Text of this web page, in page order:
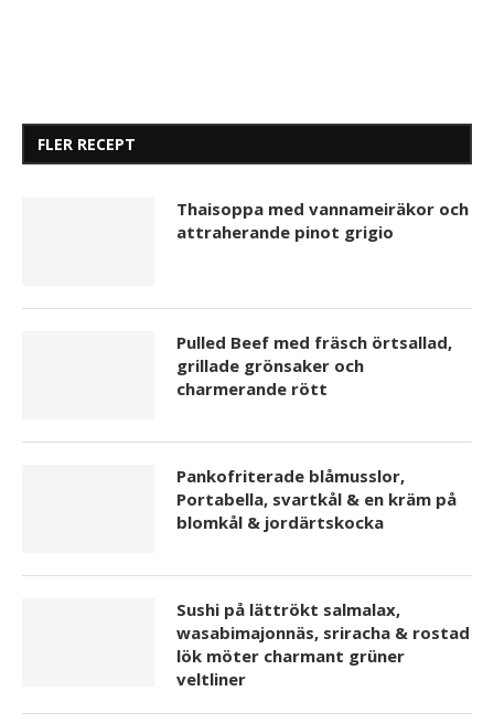
FLER RECEPT
Thaisoppa med vannameiräkor och
attraherande pinot grigio
Pulled Beef med fräsch örtsallad,
grillade grönsaker och
charmerande rött
Pankofriterade blåmusslor,
Portabella, svartkål & en kräm på
blomkål & jordärtskocka
Sushi på lättrökt salmalax,
wasabimajonnäs, sriracha & rostad
lök möter charmant grüner
veltliner